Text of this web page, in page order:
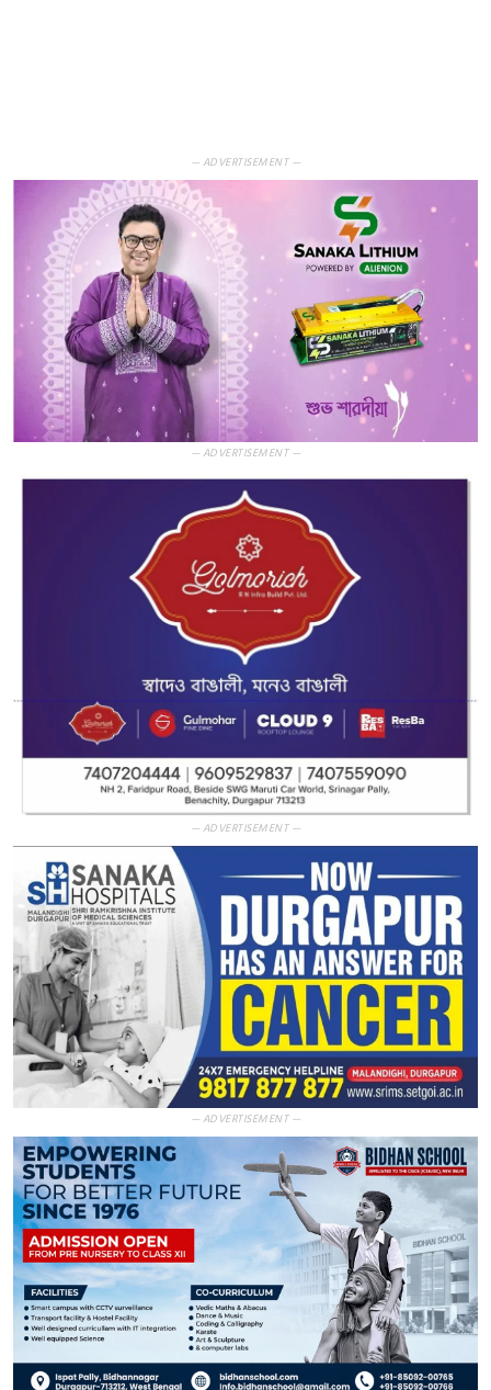
— ADVERTISEMENT —
— ADVERTISEMENT —
— ADVERTISEMENT —
— ADVERTISEMENT —